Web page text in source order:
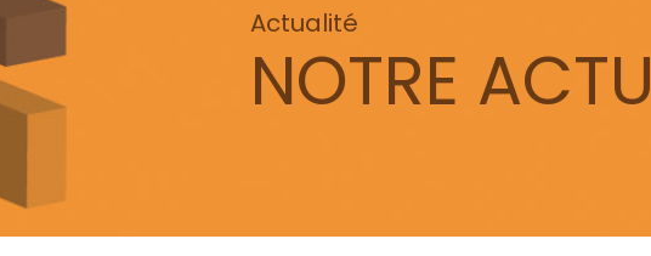
Actualité
NOTRE ACTU